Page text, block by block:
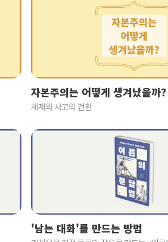
자본주의는 어떻게 생겨났을까?
체제와 사고의 전환
'남는 대화'를 만드는 방법